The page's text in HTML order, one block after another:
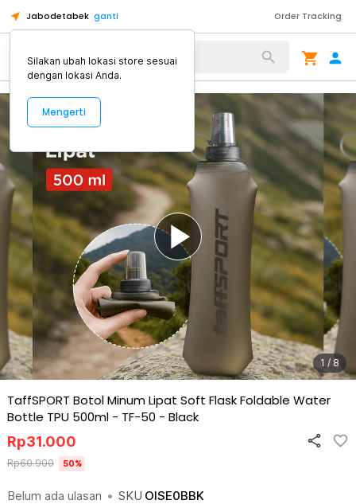
Jabodetabek ganti Order Tracking
Alat Kopi
1 / 8
TaffSPORT Botol Minum Lipat Soft Flask Foldable Water
Bottle TPU 500ml - TF-50 - Black
Belum ada ulasan • SKU OISE0BBK
Rp31.000
Rp60.900 50%
Silakan ubah lokasi store sesuai
dengan lokasi Anda.
Mengerti